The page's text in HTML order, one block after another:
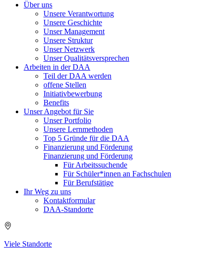
Über uns
Unsere Verantwortung
Unsere Geschichte
Unser Management
Unsere Struktur
Unser Netzwerk
Unser Qualitätsversprechen
Arbeiten in der DAA
Teil der DAA werden
offene Stellen
Initiativbewerbung
Benefits
Unser Angebot für Sie
Unser Portfolio
Unsere Lernmethoden
Top 5 Gründe für die DAA
Finanzierung und Förderung
Finanzierung und Förderung
Für Arbeitssuchende
Für Schüler*innen an Fachschulen
Für Berufstätige
Ihr Weg zu uns
Kontaktformular
DAA-Standorte
Viele Standorte